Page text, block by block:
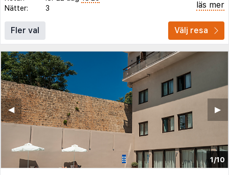
Nätter:
3 läs mer
Fler val Välj resa
1/10
▶︎
◀︎